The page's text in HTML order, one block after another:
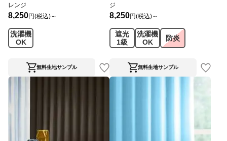
レンジ
8,250円(税込)～
洗濯機
OK
無料生地サンプル
ジ
8,250円(税込)～
遮光
1級
洗濯機
OK
防炎
無料生地サンプル